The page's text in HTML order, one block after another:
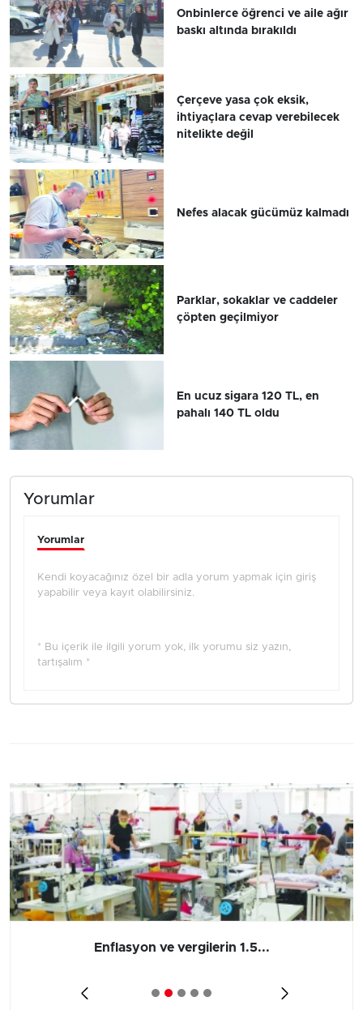
Onbinlerce öğrenci ve aile ağır
baskı altında bırakıldı
Çerçeve yasa çok eksik,
ihtiyaçlara cevap verebilecek
nitelikte değil
Nefes alacak gücümüz kalmadı
Parklar, sokaklar ve caddeler
çöpten geçilmiyor
En ucuz sigara 120 TL, en
pahalı 140 TL oldu
Yorumlar
Yorumlar
Kendi koyacağınız özel bir adla yorum yapmak için giriş
yapabilir veya kayıt olabilirsiniz.
* Bu içerik ile ilgili yorum yok, ilk yorumu siz yazın,
tartışalım *
Enflasyon ve vergilerin 1.5...